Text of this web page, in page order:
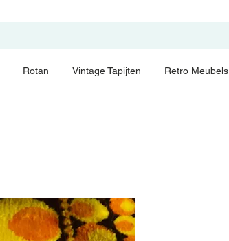
Rotan Vintage Tapijten Retro Meubels